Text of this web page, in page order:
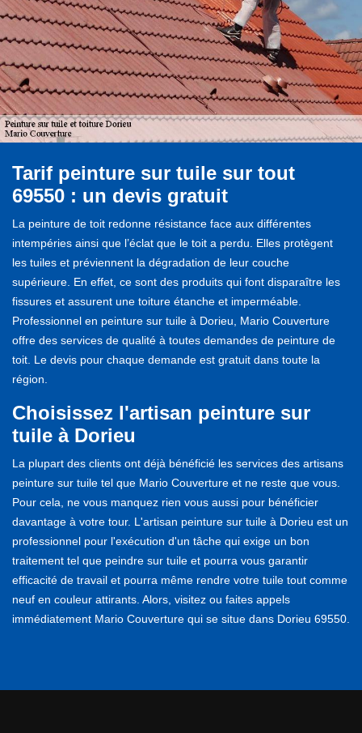
Tarif peinture sur tuile sur tout
69550 : un devis gratuit
La peinture de toit redonne résistance face aux différentes
intempéries ainsi que l’éclat que le toit a perdu. Elles protègent
les tuiles et préviennent la dégradation de leur couche
supérieure. En effet, ce sont des produits qui font disparaître les
fissures et assurent une toiture étanche et imperméable.
Professionnel en peinture sur tuile à Dorieu, Mario Couverture
offre des services de qualité à toutes demandes de peinture de
toit. Le devis pour chaque demande est gratuit dans toute la
région.
Choisissez l'artisan peinture sur
tuile à Dorieu
La plupart des clients ont déjà bénéficié les services des artisans
peinture sur tuile tel que Mario Couverture et ne reste que vous.
Pour cela, ne vous manquez rien vous aussi pour bénéficier
davantage à votre tour. L'artisan peinture sur tuile à Dorieu est un
professionnel pour l'exécution d'un tâche qui exige un bon
traitement tel que peindre sur tuile et pourra vous garantir
efficacité de travail et pourra même rendre votre tuile tout comme
neuf en couleur attirants. Alors, visitez ou faites appels
immédiatement Mario Couverture qui se situe dans Dorieu 69550.